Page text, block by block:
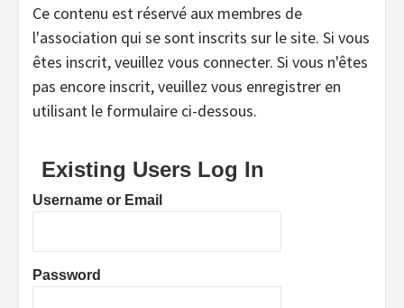
Ce contenu est réservé aux membres de
l'association qui se sont inscrits sur le site. Si vous
êtes inscrit, veuillez vous connecter. Si vous n'êtes
pas encore inscrit, veuillez vous enregistrer en
utilisant le formulaire ci-dessous.
Existing Users Log In
Username or Email
Password